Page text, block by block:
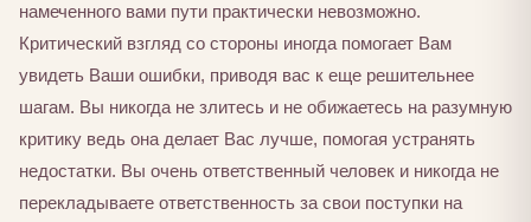
намеченного вами пути практически невозможно.
Критический взгляд со стороны иногда помогает Вам
увидеть Ваши ошибки, приводя вас к еще решительнее
шагам. Вы никогда не злитесь и не обижаетесь на разумную
критику ведь она делает Вас лучше, помогая устранять
недостатки. Вы очень ответственный человек и никогда не
перекладываете ответственность за свои поступки на